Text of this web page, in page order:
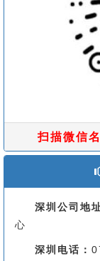
扫描微信
深圳公司地
心
深圳电话：